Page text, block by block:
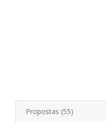
Propostas (55)